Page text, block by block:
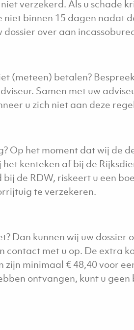
verzekerd. Als u schade
binnen 15 dagen nadat
over aan
(meteen) betalen?
Samen met uw
u zich niet aan deze
Op het moment dat wij de
kenteken af bij de
de RDW, riskeert u een
te verzekeren.
Dan kunnen wij uw dossier
contact met u op. De extra
zijn minimaal € 48,40 voor
ontvangen, kunt u geen